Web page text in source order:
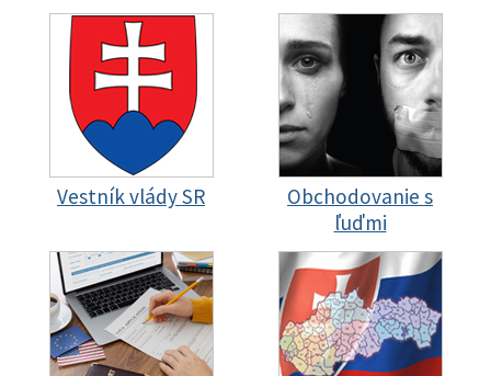
Vestník vlády SR
Obchodovanie s
ľuďmi